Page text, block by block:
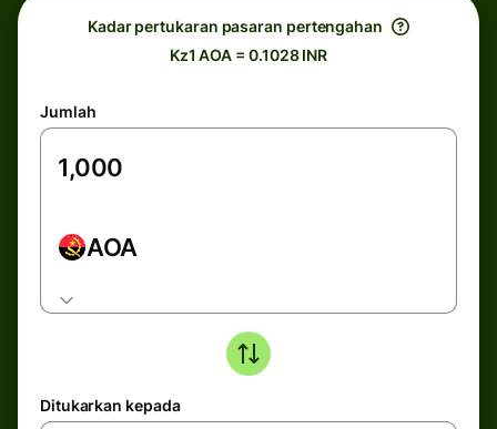
Kadar pertukaran pasaran pertengahan
Kz1 AOA = 0.1028 INR
Jumlah
AOA
Ditukarkan kepada